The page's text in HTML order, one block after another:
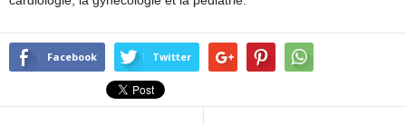
Facebook Twitter